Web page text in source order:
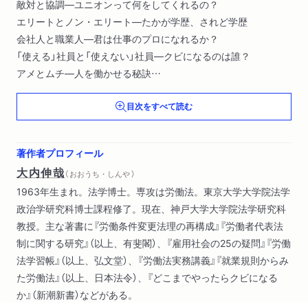
敵対と協調―ユニオンって何をしてくれるの？
エリートとノン・エリート―たかが学歴、されど学歴
会社人と職業人―君は仕事のプロになれるか？
「使える」社員と「使えない」社員―クビになるのは誰？
アメとムチ―人を働かせる秘訣
ベテランと新人―世代間戦争の行方は？
正社員と非正社員―政府のやるべきことは何？
雇用と自営―本当の自由とは？
目次をすべて読む
著作者プロフィール
大内伸哉（ おおうち・しんや ）
1963年生まれ。法学博士。専攻は労働法。東京大学大学院法学
政治学研究科博士課程修了。現在、神戸大学大学院法学研究科
教授。主な著書に『労働条件変更法理の再構成』『労働者代表法
制に関する研究』（以上、有斐閣）、『雇用社会の25の疑問』『労働
法学習帳』（以上、弘文堂）、『労働法実務講義』『就業規則からみ
た労働法』（以上、日本法令）、『どこまでやったらクビになる
か』（新潮新書）などがある。